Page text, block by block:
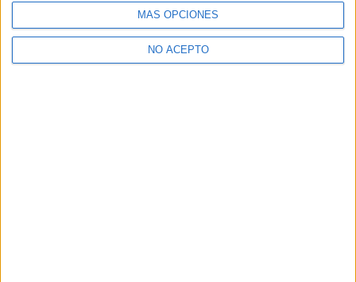
MÁS OPCIONES
NO ACEPTO